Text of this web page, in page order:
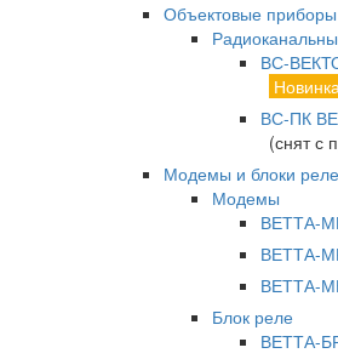
Объектовые приборы
ВС-
ВС-ПК
(снят с
Модемы и блоки реле
Модемы
ВЕТТА-
ВЕТТА-
ВЕТТА-
Блок реле
ВЕТТА-